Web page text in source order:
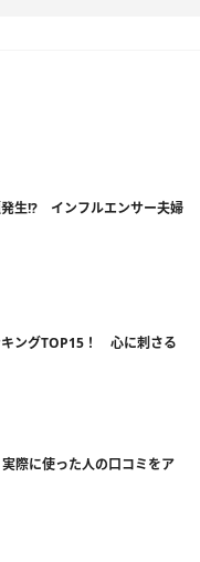
生!? インフルエンサー夫婦
キングTOP15！ 心に刺さる
際に使った人の口コミをア